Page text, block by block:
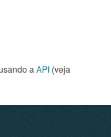
a API (veja